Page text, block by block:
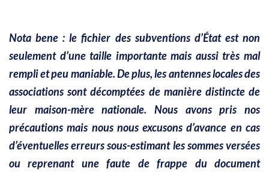
Nota bene : le fichier des subventions d’État est non
seulement d’une taille importante mais aussi très mal
rempli et peu maniable. De plus, les antennes locales des
associations sont décomptées de manière distincte de
leur maison-mère nationale. Nous avons pris nos
précautions mais nous nous excusons d’avance en cas
d’éventuelles erreurs sous-estimant les sommes versées
ou reprenant une faute de frappe du document